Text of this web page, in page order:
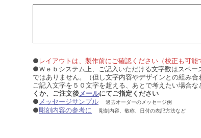
●レイアウトは、製作前にご確認ください（校正も可能
●Ｗｅｂシステム上、ご記入いただける文字数はスペ
ではありません。（但し文字内容やデザインとの組み合
ご記入文字を５０文字を超える、あとで考えたい場合な
くか、ご注文後メールにてご指定ください
● メッセージサンプル 過去オーダーのメッセージ例
●彫刻内容の参考に 彫刻内容、敬称、日付の表記方法など